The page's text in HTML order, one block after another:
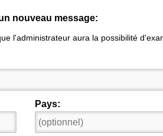
nouveau message:
l'administrateur aura la possibilité
Pays: